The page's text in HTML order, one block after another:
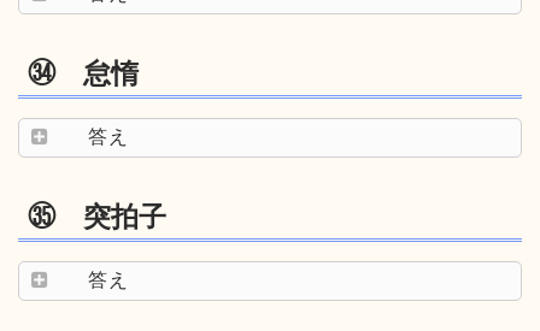
㉞ 怠惰
答え
㉟ 突拍子
答え